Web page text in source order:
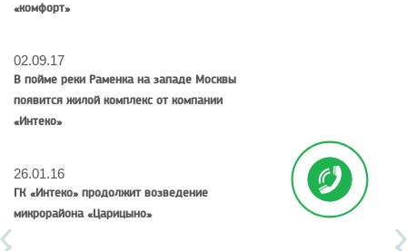
«комфорт»
02.09.17
В пойме реки Раменка на западе Москвы
появится жилой комплекс от компании
«Интеко»
26.01.16
ГК «Интеко» продолжит возведение
микрорайона «Царицыно»